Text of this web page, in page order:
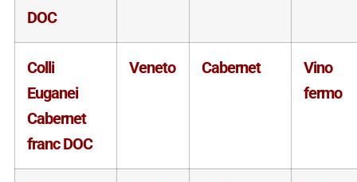
DOC
Colli
Euganei
Cabernet
franc DOC
Veneto Cabernet
Vino
fermo